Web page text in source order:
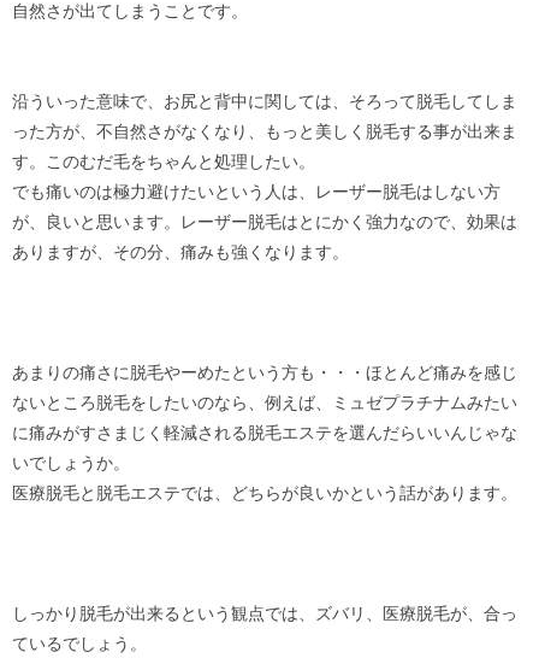
自然さが出てしまうことです。
沿ういった意味で、お尻と背中に関しては、そろって脱毛してしま
った方が、不自然さがなくなり、もっと美しく脱毛する事が出来ま
す。このむだ毛をちゃんと処理したい。
でも痛いのは極力避けたいという人は、レーザー脱毛はしない方
が、良いと思います。レーザー脱毛はとにかく強力なので、効果は
ありますが、その分、痛みも強くなります。
あまりの痛さに脱毛やーめたという方も・・・ほとんど痛みを感じ
ないところ脱毛をしたいのなら、例えば、ミュゼプラチナムみたい
に痛みがすさまじく軽減される脱毛エステを選んだらいいんじゃな
いでしょうか。
医療脱毛と脱毛エステでは、どちらが良いかという話があります。
しっかり脱毛が出来るという観点では、ズバリ、医療脱毛が、合っ
ているでしょう。